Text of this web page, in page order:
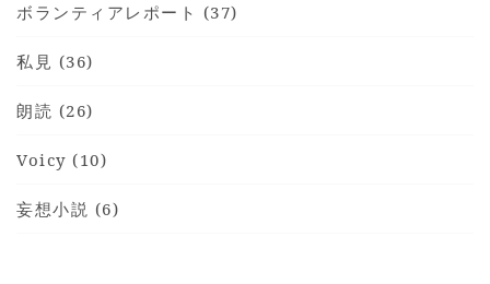
ボランティアレポート (37)
私見 (36)
朗読 (26)
Voicy (10)
妄想小説 (6)